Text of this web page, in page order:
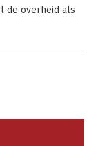
de overheid als
en docent
Pol